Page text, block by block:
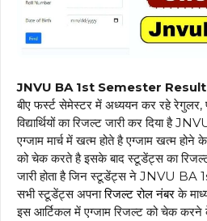
JNVU BA 1st Semester
बीए फर्स्ट सेमेस्टर में अध्ययन कर रहे
विद्यार्थियों का रिजल्ट जारी कर दिया है
एग्जाम मार्च में खत्म होते है एग्जाम खत्म
को चेक करते है इसके बाद स्टूडेंट्स का
जारी होता है जिन स्टूडेंट्स ने JNVU BA
सभी स्टूडेंट्स अपनारिजल्ट रोल नंबरके
इस आर्टिकल में एग्जाम रिजल्ट को चेक करने